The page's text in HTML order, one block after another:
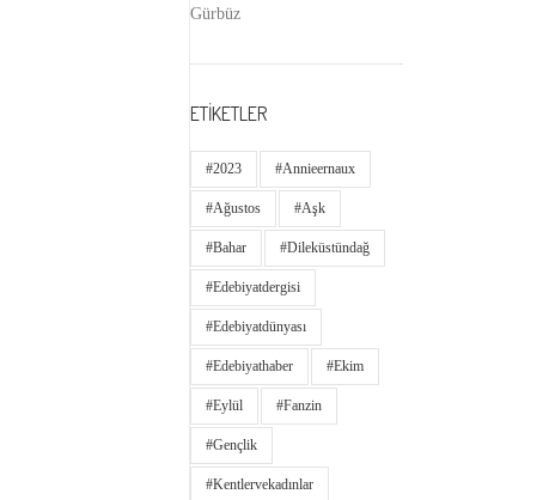
Gürbüz
ETİKETLER
#2023 #annieernaux
#ağustos #aşk
#bahar #dileküstündağ
#edebiyatdergisi
#edebiyatdünyası
#edebiyathaber #ekim
#eylül #fanzin
#gençlik
#kentlervekadınlar